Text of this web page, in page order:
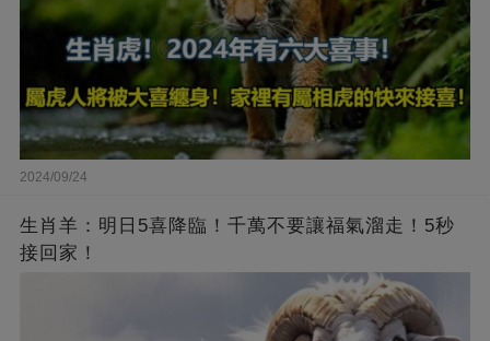
2024/09/24
生肖羊：明日5喜降臨！千萬不要讓福氣溜走！5秒
接回家！